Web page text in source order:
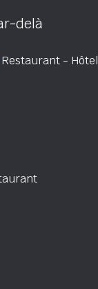
delà
Restaurant - Hôtel